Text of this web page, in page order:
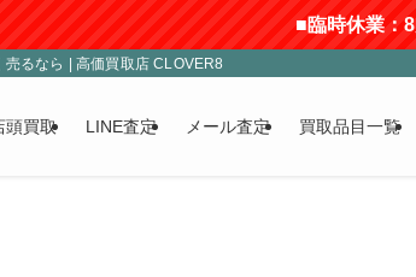
■臨時休業：8月8日(土) ■査
るなら | 高価買取店 CLOVER8
頭買取 LINE査定 メール査定 買取品目一覧